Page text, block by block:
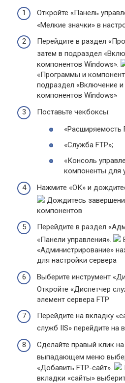
Откройте «Панель
«Мелкие значки» в
Перейдите в раздел
затем в подраздел
компонентов Windows».
«Программы и
подраздел «Включение
компонентов Windows»
Поставьте чекбоксы:
«Расширяемость
«Служба FTP»;
«Консоль
компоненты для
Нажмите «ОК» и
Дождитесь
компонентов
Перейдите в раздел
«Панели управления».
«Администрирование»
для настройки сервера
Выберите инструмент
Откройте «Диспетчер
элемент сервера FTP
Перейдите на вкладку
служб IIS» перейдите на
Сделайте правый клик
выпадающем меню
«Добавить FTP-сайт».
вкладки «сайты»